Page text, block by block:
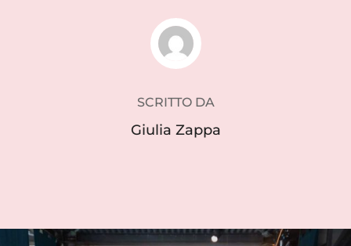
AUTORE DELL'ARTICOLO
SCRITTO DA
Giulia Zappa